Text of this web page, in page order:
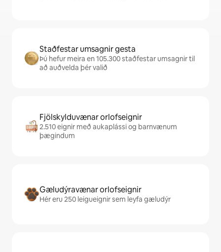
Staðfestar umsagnir gesta
Þú hefur meira en 105.300 staðfestar umsagnir til
að auðvelda þér valið
Fjölskylduvænar orlofseignir
2.510 eignir með aukaplássi og barnvænum
þægindum
Gæludýravænar orlofseignir
Hér eru 250 leigueignir sem leyfa gæludýr